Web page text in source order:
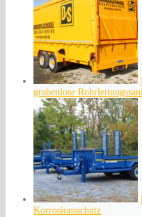
grabenlose
Korrosionsschutz